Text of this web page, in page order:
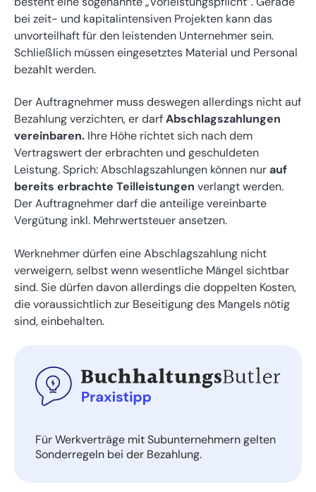
bei zeit- und kapitalintensiven Projekten kann das
unvorteilhaft für den leistenden Unternehmer sein.
Schließlich müssen eingesetztes Material und Personal
bezahlt werden.
Der Auftragnehmer muss deswegen allerdings nicht auf
Bezahlung verzichten, er darfAbschlagszahlungen
vereinbaren. Ihre Höhe richtet sich nach dem
Vertragswert der erbrachten und geschuldeten
Leistung. Sprich: Abschlagszahlungen können nurauf
bereits erbrachte Teilleistungen verlangt werden.
Der Auftragnehmer darf die anteilige vereinbarte
Vergütung inkl. Mehrwertsteuer ansetzen.
Werknehmer dürfen eine Abschlagszahlung nicht
verweigern, selbst wenn wesentliche Mängel sichtbar
sind. Sie dürfen davon allerdings die doppelten Kosten,
die voraussichtlich zur Beseitigung des Mangels nötig
sind, einbehalten.
Für Werkverträge mit Subunternehmern gelten
Sonderregeln bei der Bezahlung.